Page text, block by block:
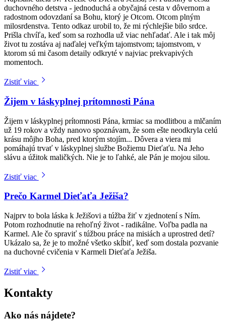
duchovného detstva - jednoduchá a obyčajná cesta v dôvernom a
radostnom odovzdaní sa Bohu, ktorý je Otcom. Otcom plným
milosrdenstva. Tento odkaz urobil to, že mi rýchlejšie bilo srdce.
Prišla chvíľa, keď som sa rozhodla už viac nehľadať. Ale i tak môj
život tu zostáva aj naďalej veľkým tajomstvom; tajomstvom, v
ktorom sú mi časom detaily odkryté v najviac prekvapivých
momentoch.
Zistiť viac
Žijem v láskyplnej prítomnosti Pána
Žijem v láskyplnej prítomnosti Pána, krmiac sa modlitbou a mlčaním
už 19 rokov a vždy nanovo spoznávam, že som ešte neodkryla celú
krásu môjho Boha, pred ktorým stojím... Dôvera a viera mi
pomáhajú trvať v láskyplnej službe Božiemu Dieťaťu. Na Jeho
slávu a úžitok maličkých. Nie je to ľahké, ale Pán je mojou silou.
Zistiť viac
Prečo Karmel Dieťaťa Ježiša?
Najprv to bola láska k Ježišovi a túžba žiť v zjednotení s Ním.
Potom rozhodnutie na rehoľný život - radikálne. Voľba padla na
Karmel. Ale čo spraviť s túžbou práce na misiách a uprostred detí?
Ukázalo sa, že je to možné všetko skĺbiť, keď som dostala pozvanie
na duchovné cvičenia v Karmeli Dieťaťa Ježiša.
Zistiť viac
Kontakty
Ako nás nájdete?